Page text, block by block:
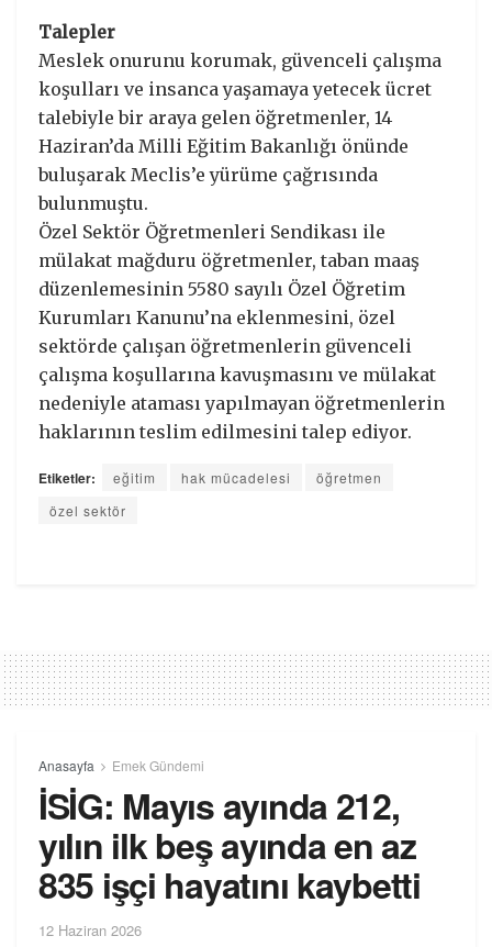
Talepler
Meslek onurunu korumak, güvenceli çalışma
koşulları ve insanca yaşamaya yetecek ücret
talebiyle bir araya gelen öğretmenler, 14
Haziran’da Milli Eğitim Bakanlığı önünde
buluşarak Meclis’e yürüme çağrısında
bulunmuştu.
Özel Sektör Öğretmenleri Sendikası ile
mülakat mağduru öğretmenler, taban maaş
düzenlemesinin 5580 sayılı Özel Öğretim
Kurumları Kanunu’na eklenmesini, özel
sektörde çalışan öğretmenlerin güvenceli
çalışma koşullarına kavuşmasını ve mülakat
nedeniyle ataması yapılmayan öğretmenlerin
haklarının teslim edilmesini talep ediyor.
Etiketler: eğitim hak mücadelesi
öğretmen
özel sektör
Anasayfa Emek Gündemi
İSİG: Mayıs ayında 212,
yılın ilk beş ayında en az
835 işçi hayatını kaybetti
12 Haziran 2026